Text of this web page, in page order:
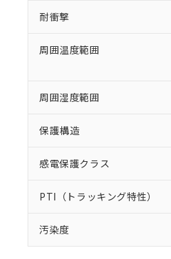
耐衝撃
周囲温度範囲
周囲湿度範囲
保護構造
感電保護クラス
PTI（トラッキング特性）
汚染度